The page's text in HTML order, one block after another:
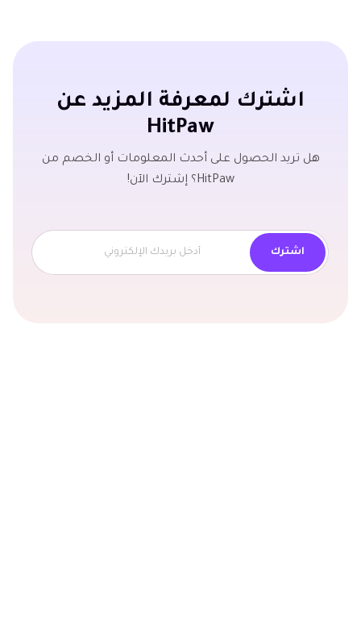
اشترك لمعرفة المزيد عن
HitPaw
هل تريد الحصول على أحدث المعلومات أو الخصم من
HitPaw؟ إشترك الآن!
اشترك